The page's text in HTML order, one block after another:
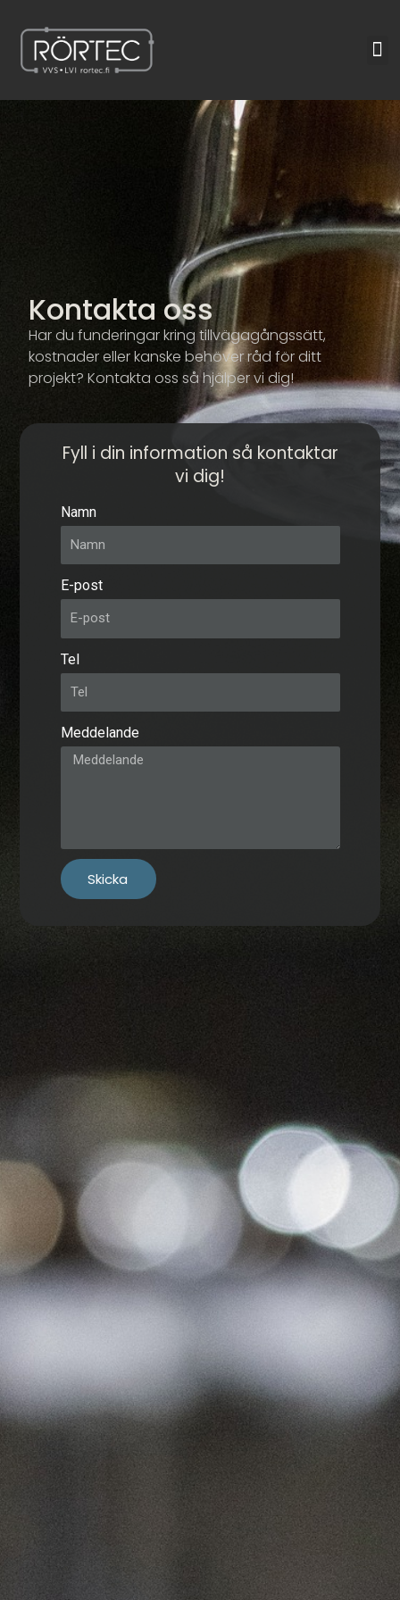
content
Kontakta oss
Har du funderingar kring tillvägagångssätt,
kostnader eller kanske behöver råd för ditt
projekt? Kontakta oss så hjälper vi dig!
Fyll i din information så kontaktar
vi dig!
Namn
E-post
Tel
Meddelande
Skicka